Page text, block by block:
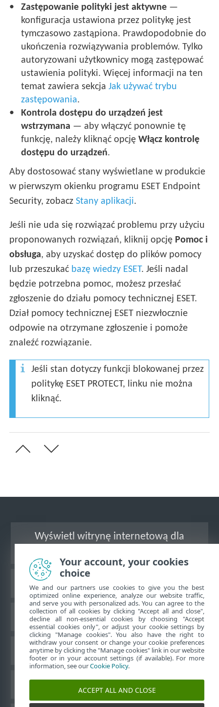
Zastępowanie polityki jest aktywne —
konfiguracja ustawiona przez politykę jest
tymczasowo zastąpiona. Prawdopodobnie do
ukończenia rozwiązywania problemów. Tylko
autoryzowani użytkownicy mogą zastępować
ustawienia polityki. Więcej informacji na ten
temat zawiera sekcjaJak używać trybu
zastępowania.
Kontrola dostępu do urządzeń jest
wstrzymana — aby włączyć ponownie tę
funkcję, należy kliknąć opcjęWłącz kontrolę
dostępu do urządzeń.
Aby dostosować stany wyświetlane w produkcie
w pierwszym okienku programu ESET Endpoint
Security, zobaczStany aplikacji.
Jeśli nie uda się rozwiązać problemu przy użyciu
proponowanych rozwiązań, kliknij opcję Pomoc i
obsługa, aby uzyskać dostęp do plików pomocy
lub przeszukać bazę wiedzy ESET. Jeśli nadal
będzie potrzebna pomoc, możesz przesłać
zgłoszenie do działu pomocy technicznej ESET.
Dział pomocy technicznej ESET niezwłocznie
odpowie na otrzymane zgłoszenie i pomoże
znaleźć rozwiązanie.
Jeśli stan dotyczy funkcji blokowanej przez
politykę ESET PROTECT, linku nie można
kliknąć.
Wyświetl witrynę internetową dla
Baza wiedzy ESET
Forum ESET
Pomoc regionalna
Your account, your cookies
choice
We and our partners use cookies to give you the best
optimized online experience, analyze our website traffic,
and serve you with personalized ads. You can agree to the
collection of all cookies by clicking "Accept all and close",
decline all non-essential cookies by choosing "Accept
essential cookies only", or adjust your cookie settings by
clicking "Manage cookies". You also have the right to
withdraw your consent or change your cookie preferences
anytime by clicking the "Manage cookies" link in our website
footer or in your account settings (if available). For more
information, see ourCookie Policy.
ACCEPT ALL AND CLOSE